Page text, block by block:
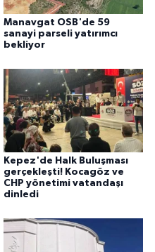
Manavgat OSB'de 59
sanayi parseli yatırımcı
bekliyor
Kepez'de Halk Buluşması
gerçekleşti! Kocagöz ve
CHP yönetimi vatandaşı
dinledi